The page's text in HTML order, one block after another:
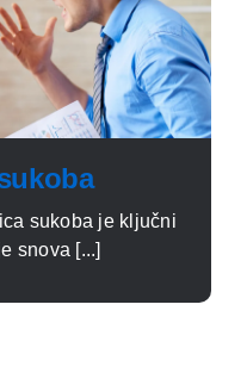
sukoba je ključni
snova [...]